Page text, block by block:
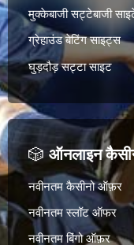
मुक्केबाजी सट्टेबाजी
ग्रेहाउंड बेटिंग साइट्स
घुड़दौड़ सट्टा साइट
🎲ऑनलाइन
नवीनतम कैसीनो ऑफ़र
नवीनतम स्लॉट ऑफर
नवीनतम बिंगो ऑफ़र